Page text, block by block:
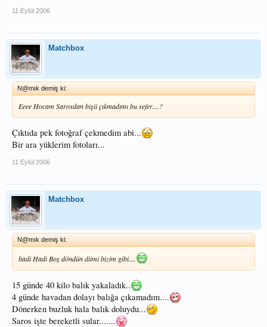
11 Eylül 2006
Matchbox
N@mık demiş ki:
Eeee Hocam Sarosdan bişii çıkmadımı bu sefer....?
Çıktıda pek fotoğraf çekmedim abi...
Bir ara yüklerim fotoları...
11 Eylül 2006
Matchbox
N@mık demiş ki:
hadi Hadi Boş döndün diimi bizim gibi....
15 günde 40 kilo balık yakaladık..
4 günde havadan dolayı balığa çıkamadım....
Dönerken buzluk hala balık doluydu...
Saros işte bereketli sular.......